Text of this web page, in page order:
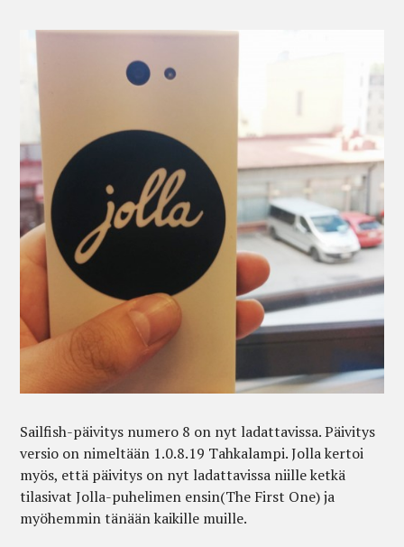
Sailfish-päivitys numero 8 on nyt ladattavissa. Päivitys
versio on nimeltään 1.0.8.19 Tahkalampi. Jolla kertoi
myös, että päivitys on nyt ladattavissa niille ketkä
tilasivat Jolla-puhelimen ensin(The First One) ja
myöhemmin tänään kaikille muille.